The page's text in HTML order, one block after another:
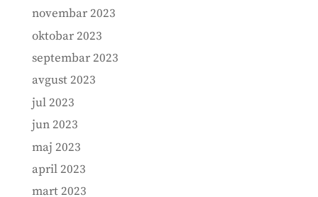
novembar 2023
oktobar 2023
septembar 2023
avgust 2023
jul 2023
jun 2023
maj 2023
april 2023
mart 2023